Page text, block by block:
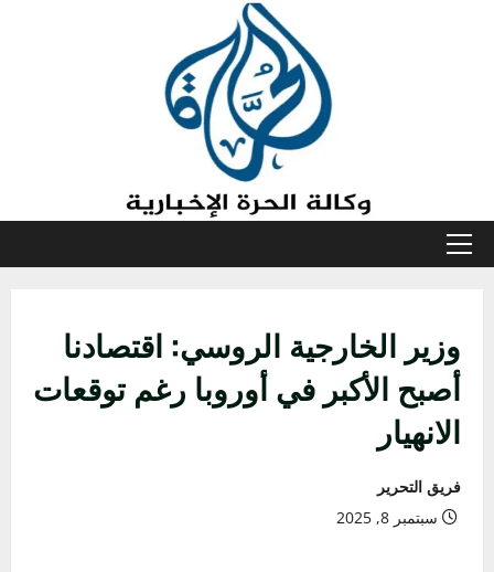
القائمة
وزير الخارجية الروسي: اقتصادنا
أصبح الأكبر في أوروبا رغم توقعات
الانهيار
فريق التحرير
سبتمبر 8, 2025